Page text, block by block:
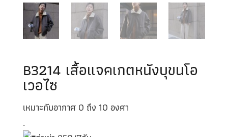
B3214 เสื้อแจคเกตหนังบุขนโอ
เวอไซ
เหมาะกับอากาศ 0 ถึง 10 องศา
.